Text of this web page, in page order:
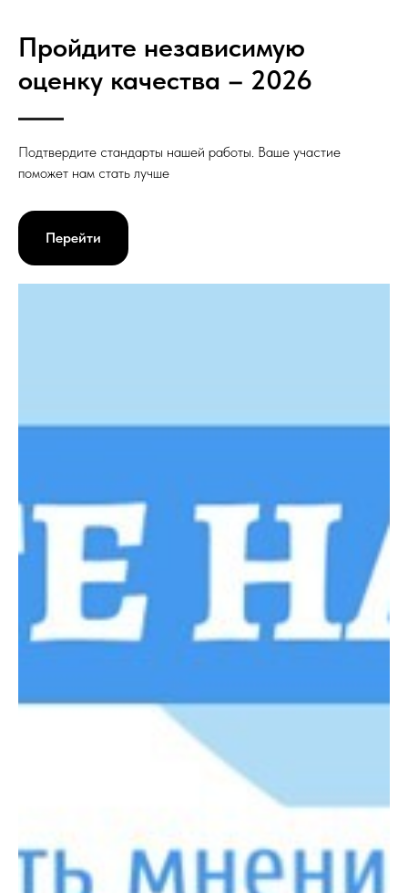
Пройдите независимую
оценку качества – 2026
Подтвердите стандарты нашей работы. Ваше участие
поможет нам стать лучше
Перейти